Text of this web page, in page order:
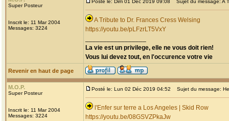
Super Posteur
Inscrit le: 11 Mar 2004
Messages: 3224
Posté le: Dim 01 Déc 2019 09:08 Sujet du message: A
A Tribute to Dr. Frances Cress Welsing
https://youtu.be/pLFzrLT5VxY
La vie est un privilege, elle ne vous doit rien!
Vous lui devez tout, en l'occurence votre vie
Revenir en haut de page
M.O.P.
Super Posteur
Inscrit le: 11 Mar 2004
Messages: 3224
Posté le: Lun 02 Déc 2019 04:52 Sujet du message:
l'Enfer sur terre a Los Angeles | Skid Row
https://youtu.be/08GSVZPkaJw